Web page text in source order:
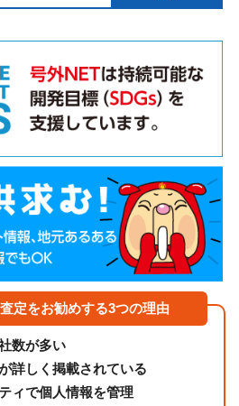
定をお勧めする3つの理由
数が多い
詳しく掲載されている
ィで個人情報を管理